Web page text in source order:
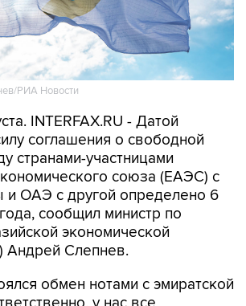
РИА Новости
INTERFAX.RU - Датой
соглашения о свободной
странами-участницами
союза (ЕАЭС) с
и ОАЭ с другой определено 6
сообщил министр по
экономической
Андрей Слепнев.
обмен нотами с эмиратской